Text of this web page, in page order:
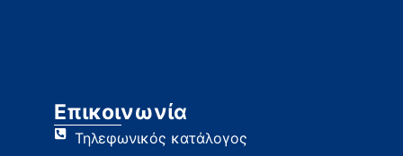
Επικοινωνία
Τηλεφωνικός κατάλογος